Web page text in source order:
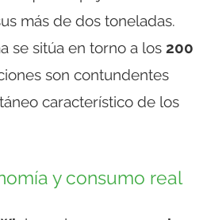
más de dos toneladas.
se sitúa en torno a los 200
son contundentes
característico de los
y consumo real